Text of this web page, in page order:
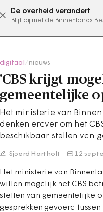
De overheid verandert
Blijf bij met de Binnenlands
digitaal nieuws
'CBS krijgt
gemeentelijke
Het ministerie van
denken erover om het
beschikbaar stellen van
Sjoerd Hartholt 12
Het ministerie van
willen mogelijk het CBS
stellen van gemeentelijke
gesprekken gevoerd